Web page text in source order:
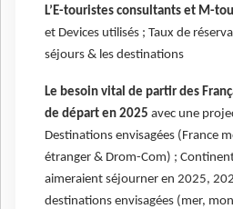
L’E-touristes consultants et M-
et Devices utilisés ; Taux de
séjours & les destinations
Le besoin vital de partir des
de départ en 2025 avec une
Destinations envisagées (France
étranger & Drom-Com) ;
aimeraient séjourner en 2025,
destinations envisagées (mer,